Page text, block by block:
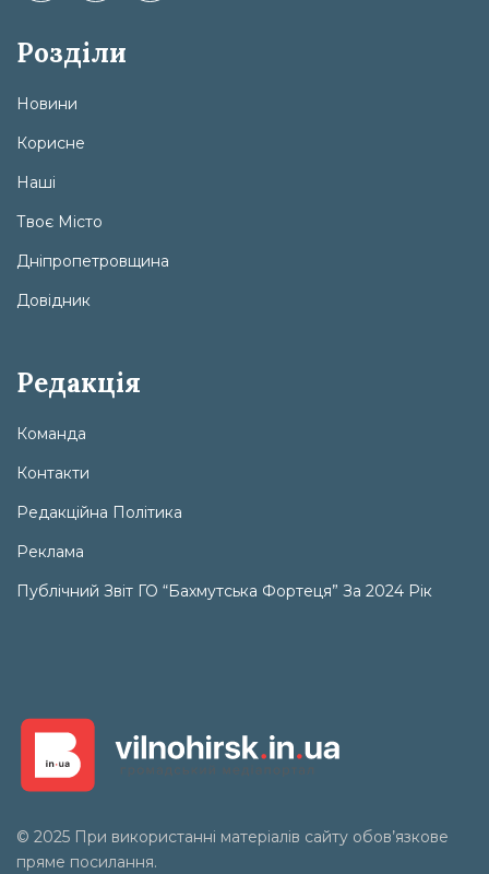
Розділи
Новини
Корисне
Наші
Твоє Місто
Дніпропетровщина
Довідник
Редакція
Команда
Контакти
Редакційна Політика
Реклама
Публічний Звіт ГО “Бахмутська Фортеця” За 2024 Рік
© 2025 При використанні матеріалів сайту обов’язкове
пряме посилання.